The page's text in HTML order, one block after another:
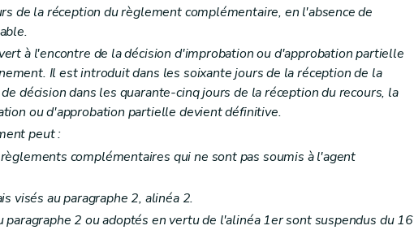
de la réception du règlement complémentaire, en l'absence de
à l'encontre de la décision d'improbation ou d'approbation partielle
Il est introduit dans les soixante jours de la réception de la
décision dans les quarante-cinq jours de la réception du recours, la
ou d'approbation partielle devient définitive.
peut :
complémentaires qui ne sont pas soumis à l'agent
visés au paragraphe 2, alinéa 2.
paragraphe 2 ou adoptés en vertu de l'alinéa 1er sont suspendus du 16